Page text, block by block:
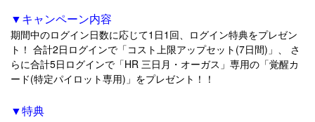
▼キャンペーン内容
期間中のログイン日数に応じて1日1回、ログイン特典をプレゼン
ト！ 合計2日ログインで「コスト上限アップセット(7日間)」、 さ
らに合計5日ログインで「HR 三日月・オーガス」専用の「覚醒カ
ード(特定パイロット専用)」をプレゼント！！
▼特典